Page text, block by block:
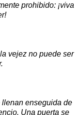
prohibido: ¡viva
vejez no puede ser
llenan enseguida de
Una puerta se